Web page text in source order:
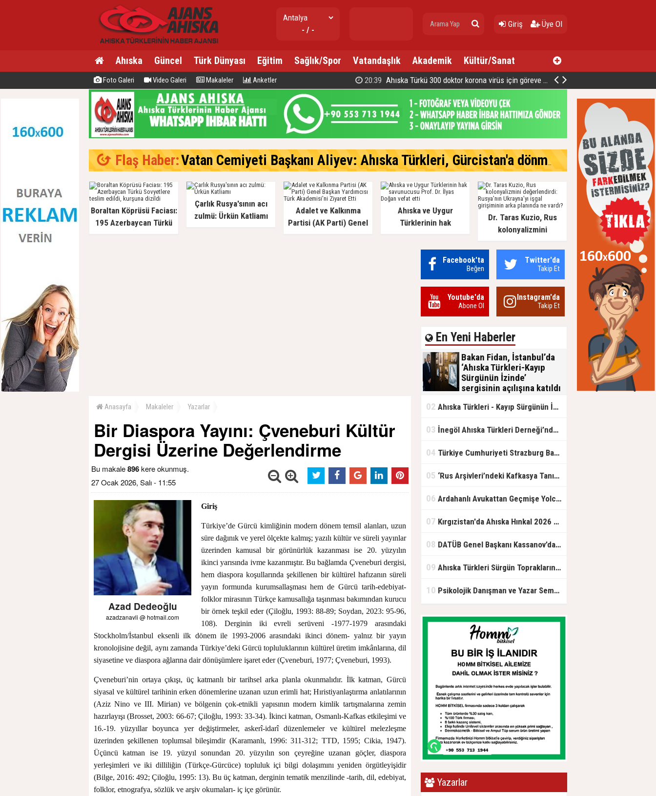
- / -
Giriş Üye Ol
Ahıska Güncel Türk Dünyası Eğitim Sağlık/Spor Vatandaşlık Akademik Kültür/Sanat
Foto Galeri Video Galeri Makaleler Anketler 20:39 Ahıska Türkü 300 doktor korona virüs için göreve hazır
Flaş Haber:Vatan Cemiyeti Başkanı Aliyev: Ahıska Türkleri, Gürcistan'a dönmek istiyor
Boraltan Köprüsü Faciası:
195 Azerbaycan Türkü
Çarlık Rusya'sının acı
zulmü: Ürkün Katliamı
Adalet ve Kalkınma
Partisi (AK Parti) Genel
Ahıska ve Uygur
Türklerinin hak
İlyas Doğan vefat etti
Dr. Taras Kuzio, Rus
kolonyalizmini
girişiminin arka planında
ne vardı?
Anasayfa Makaleler Yazarlar
Bir Diaspora Yayını: Çveneburi Kültür
Dergisi Üzerine Değerlendirme
Bu makale896kere okunmuş.
27 Ocak 2026, Salı - 11:55
Azad Dedeoğlu
azadzanavli @ hotmail.com
Giriş
Türkiye’de Gürcü kimliğinin modern dönem temsil alanları, uzun
süre dağınık ve yerel ölçekte kalmış; yazılı kültür ve süreli yayınlar
üzerinden kamusal bir görünürlük kazanması ise 20. yüzyılın
ikinci yarısında ivme kazanmıştır. Bu bağlamda Çveneburi dergisi,
hem diaspora koşullarında şekillenen bir kültürel hafızanın süreli
yayın formunda kurumsallaşması hem de Gürcü tarih-edebiyat-
folklor mirasının Türkçe kamusallığa taşınması bakımından kurucu
bir örnek teşkil eder (Çiloğlu, 1993: 88-89; Soydan, 2023: 95-96,
108). Derginin iki evreli serüveni -1977-1979 arasındaki
Stockholm/İstanbul eksenli ilk dönem ile 1993-2006 arasındaki ikinci dönem- yalnız bir yayın
kronolojisine değil, aynı zamanda Türkiye’deki Gürcü topluluklarının kültürel üretim imkânlarına, dil
siyasetine ve diaspora ağlarına dair dönüşümlere işaret eder (Çveneburi, 1977; Çveneburi, 1993).
Çveneburi’nin ortaya çıkışı, üç katmanlı bir tarihsel arka planla okunmalıdır. İlk katman, Gürcü
siyasal ve kültürel tarihinin erken dönemlerine uzanan uzun erimli hat; Hıristiyanlaştırma anlatılarının
(Aziz Nino ve III. Mirian) ve bölgenin çok-etnikli yapısının modern kimlik tartışmalarına zemin
hazırlayışı (Brosset, 2003: 66-67; Çiloğlu, 1993: 33-34). İkinci katman, Osmanlı-Kafkas etkileşimi ve
16.-19. yüzyıllar boyunca yer değiştirmeler, askerî-idarî düzenlemeler ve kültürel melezleşme
üzerinden şekillenen toplumsal bileşimdir (Karamanlı, 1996: 311-312; TTD, 1595; Cikia, 1947).
Üçüncü katman ise 19. yüzyıl sonundan 20. yüzyılın son çeyreğine uzanan göçler, diaspora
yerleşimleri ve iki dilliliğin (Türkçe-Gürcüce) topluluk içi bilgi dolaşımını yeniden örgütleyişidir
(Bilge, 2016: 492; Çiloğlu, 1995: 13). Bu üç katman, derginin tematik menzilinde -tarih, dil, edebiyat,
folklor, etnografya, sözlük ve arşiv okumaları- iç içe görünür.
Facebook'ta
Beğen
Twitter'da
Takip Et
Youtube'da
Abone Ol
Instagram'da
Takip Et
En Yeni Haberler
Bakan Fidan, İstanbul’da
‘Ahıska Türkleri-Kayıp
Sürgünün İzinde’
sergisinin açılışına katıldı
İstanbul'da Dışişleri Bakanlığının
düzenlenen "Ahıska Türkleri-Kayıp
02 Ahıska Türkleri - Kayıp Sürgünün İzinde sergisi AKM'de açılıyor
03 İnegöl Ahıska Türkleri Derneği’nden Fergana Olayları İçin Anma Mesajı
04 Türkiye Cumhuriyeti Strazburg Başkonsolosluğunda Ahıska Türklerine özel program
05 ‘Rus Arşivleri’ndeki Kafkasya Tanıklığı.. Bir Asırlık Yaşamın İzleri Yeniden Okundu!
06 Ardahanlı Avukattan Geçmişe Yolculuk: “Ahıska’dan Ortakent’e Çileli Göç” Okurla Buluştu
07 Kırgızistan'da Ahıska Hınkal 2026 yarışması düzenlendi
08 DATÜB Genel Başkanı Kassanov’dan Türkinform’a özel açıklama: Türkiye güven merkezi ve küresel lider
09 Ahıska Türkleri Sürgün Topraklarında Hasret Giderdi
10 Psikolojik Danışman ve Yazar Semra Durmuş: Ruhsal Yolculukları Kelimelere Taşıyan Bir İsim
Yazarlar